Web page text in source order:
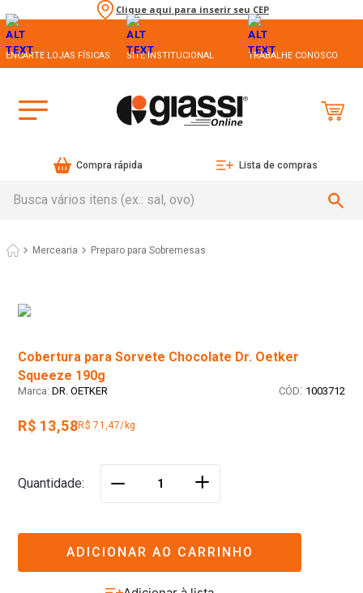
Clique aqui para inserir seu CEP
ENCARTE LOJAS FÍSICAS SITE INSTITUCIONAL TRABALHE CONOSCO
Compra rápida Lista de compras
Mercearia Preparo para Sobremesas
Cobertura para Sorvete Chocolate Dr. Oetker
Squeeze 190g
DR. OETKER : 1003712
R$ 13,58R$ 71,47/kg
Quantidade ＋
ADICIONAR AO CARRINHO